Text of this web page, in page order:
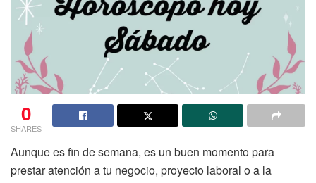
0
SHARES
Aunque es fin de semana, es un buen momento para
prestar atención a tu negocio, proyecto laboral o a la